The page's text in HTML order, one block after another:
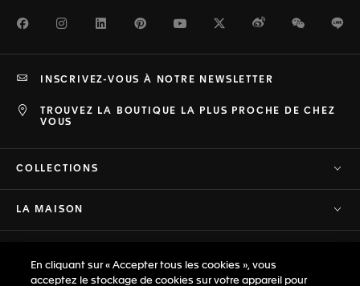
FacebookInstagramLinkedInPinterestYoutubeTwitterWeiboWeChat
TROUVEZ LA BOUTIQUE LA PLUS PROCHE DE CHEZ
VOUS
INSCRIVEZ-VOUS À NOTRE NEWSLETTER
COLLECTIONS
LA MAISON
En cliquant sur « Accepter tous les cookies », vous
acceptez le stockage de cookies sur votre appareil pour